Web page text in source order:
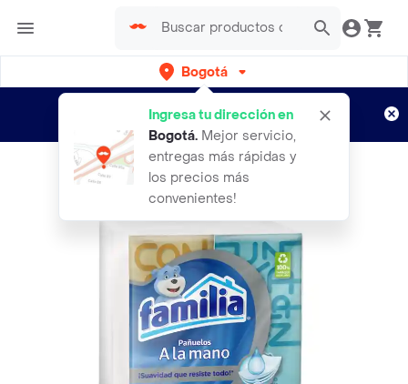
Bogotá
Ingresa tu dirección en
Bogotá. Mejor servicio,
entregas más rápidas y
los precios más
convenientes!
envíos gratis por semanas
Aplican TyC